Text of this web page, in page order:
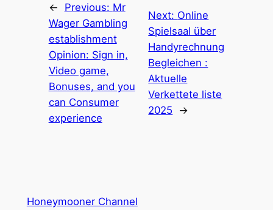
← Previous: Mr
Wager Gambling
establishment
Opinion: Sign in,
Video game,
Bonuses, and you
can Consumer
experience
Next: Online
Spielsaal über
Handyrechnung
Begleichen :
Aktuelle
Verkettete liste
2025
→
Honeymooner Channel